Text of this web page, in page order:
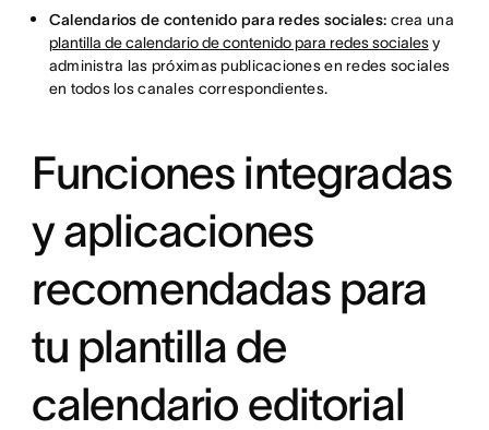
Calendarios de contenido para redes sociales: crea una
plantilla de calendario de contenido para redes socialesy
administra las próximas publicaciones en redes sociales
en todos los canales correspondientes.
Funciones integradas
y aplicaciones
recomendadas para
tu plantilla de
calendario editorial